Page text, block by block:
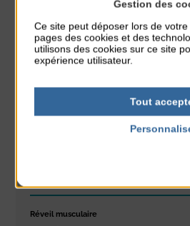
Glisse & Environnement
du 9 Août au 9 Août
Place du Général de Gaulle
Réveil musculaire
Gestion des
Ce site peut déposer lors de
pages des cookies et des
utilisons des cookies sur ce site
expérience utilisateur.
Tout